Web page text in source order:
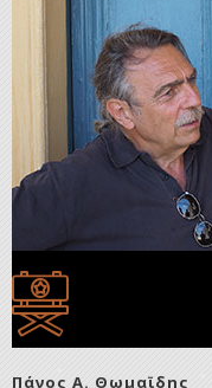
Πάνος Α. Θωμαϊδης